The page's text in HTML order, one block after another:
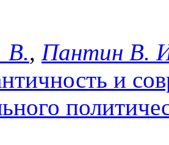
В., Пантин В.
и